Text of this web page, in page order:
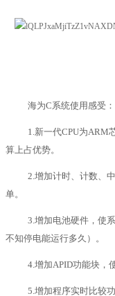
海为C系统使用感受：
1.新一代CPU为ARM
算上占优势。
2.增加计时、计数、
单。
3.增加电池硬件，使
不知停电能运行多久）。
4.增加APID功能块，
5.增加程序实时比较